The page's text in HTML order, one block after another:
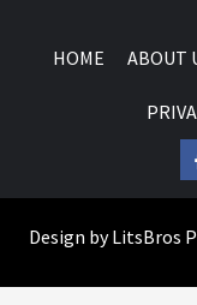
HOME ABOUT
Design byLitsBros